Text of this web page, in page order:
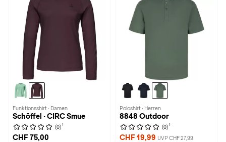
Funktionsshirt · Damen
Schöffel · CIRC Smue
(0) 1
CHF 75,00
Poloshirt · Herren
8848 Outdoor
(0) 1
CHF 19,99 UVP CHF 27,99